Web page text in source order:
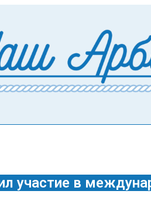
участие в